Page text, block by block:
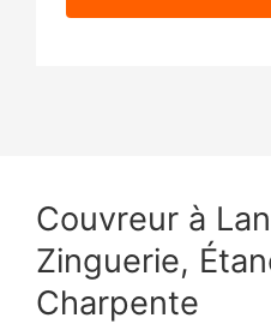
Couvreur à
Zinguerie,
Charpente